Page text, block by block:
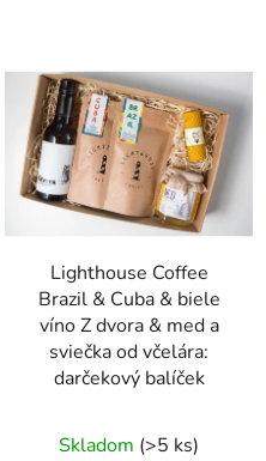
Lighthouse Coffee
Brazil & Cuba & biele
víno Z dvora & med a
sviečka od včelára:
darčekový balíček
Skladom (>5 ks)